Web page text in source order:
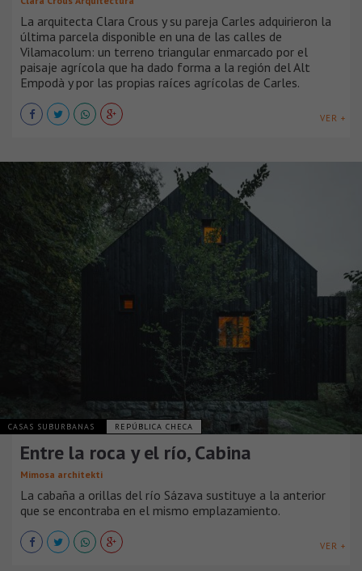
La arquitecta Clara Crous y su pareja Carles adquirieron la
última parcela disponible en una de las calles de
Vilamacolum: un terreno triangular enmarcado por el
paisaje agrícola que ha dado forma a la región del Alt
Empodà y por las propias raíces agrícolas de Carles.
VER +
CASAS SUBURBANAS REPÚBLICA CHECA
Entre la roca y el río, Cabina
Mimosa architekti
La cabaña a orillas del río Sázava sustituye a la anterior
que se encontraba en el mismo emplazamiento.
VER +